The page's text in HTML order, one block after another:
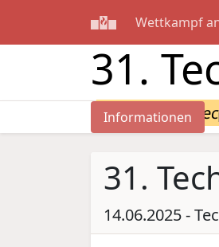
Wettkampf
31.
14.06.2025 -
Informationen
31.
14.06.2025 -